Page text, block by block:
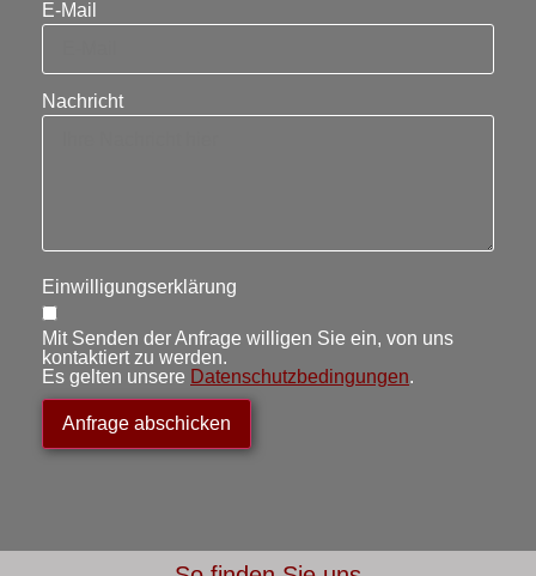
E-Mail
Nachricht
Einwilligungserklärung
Mit Senden der Anfrage willigen Sie ein, von uns
kontaktiert zu werden.
Es gelten unsere Datenschutzbedingungen.
Anfrage abschicken